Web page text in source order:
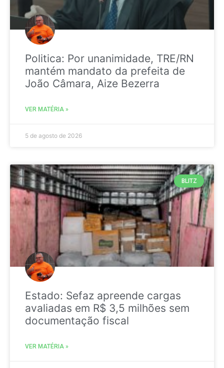
Politica: Por unanimidade, TRE/RN
mantém mandato da prefeita de
João Câmara, Aize Bezerra
VER MATÉRIA »
5 de agosto de 2026
BLITZ
Estado: Sefaz apreende cargas
avaliadas em R$ 3,5 milhões sem
documentação fiscal
VER MATÉRIA »